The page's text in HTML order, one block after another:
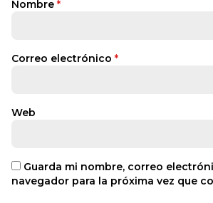
Nombre *
Correo electrónico *
Web
Guarda mi nombre, correo
navegador para la próxima vez que